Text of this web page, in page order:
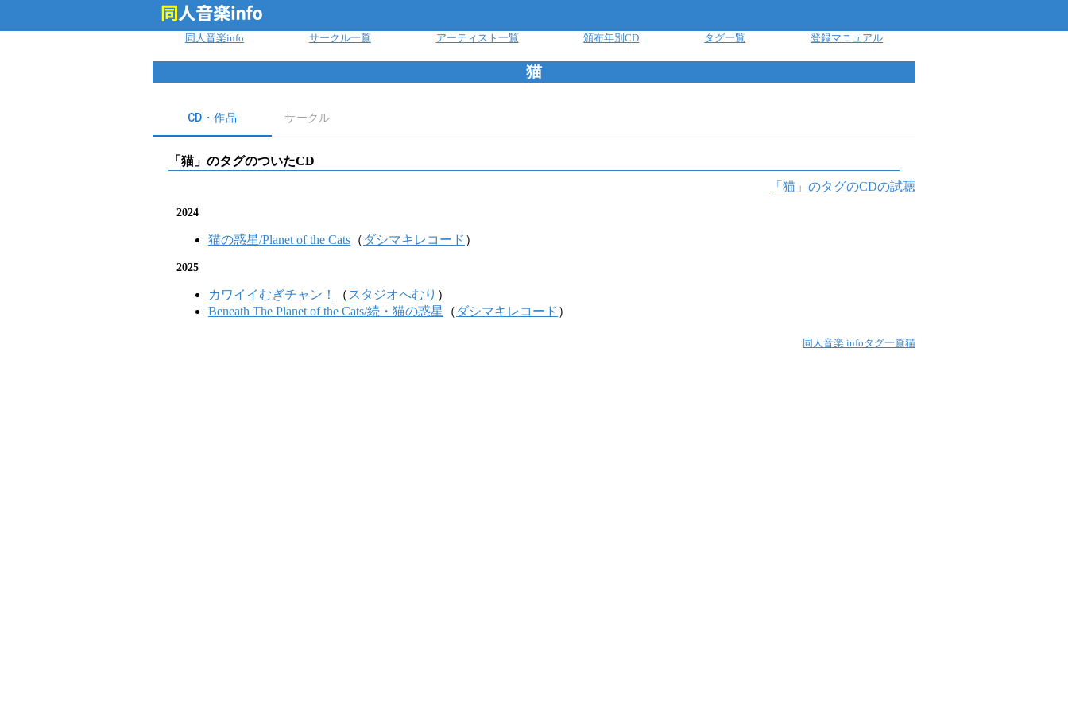
同人音楽info サークル一覧 アーティスト一覧 頒布年別CD タグ一覧 登録マニュアル
猫
CD・作品 サークル
「 猫」のタグのついたCD
「 猫 」のタグのCDの試聴
2024
猫の惑星/Planet of the Cats （ ダシマキレコード ）
2025
カワイイむぎチャン！ （ スタジオへむり ）
Beneath The Planet of the Cats/続・猫の惑星
（ ダシマキレコード ）
同人音楽 infoタグ一覧猫